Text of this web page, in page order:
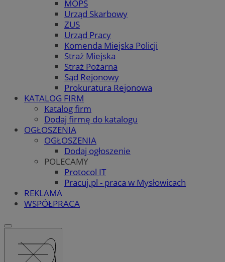
MOPS
Urząd Skarbowy
ZUS
Urząd Pracy
Komenda Miejska Policji
Straż Miejska
Straż Pożarna
Sąd Rejonowy
Prokuratura Rejonowa
KATALOG FIRM
Katalog firm
Dodaj firmę do katalogu
OGŁOSZENIA
OGŁOSZENIA
Dodaj ogłoszenie
POLECAMY
Protocol IT
Pracuj.pl - praca w Mysłowicach
REKLAMA
WSPÓŁPRACA